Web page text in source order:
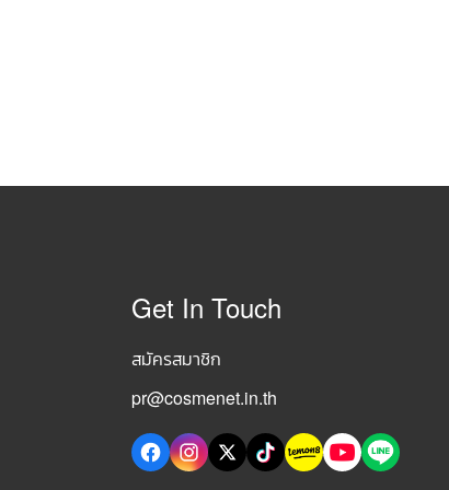
Get In Touch
สมัครสมาชิก
pr@cosmenet.in.th